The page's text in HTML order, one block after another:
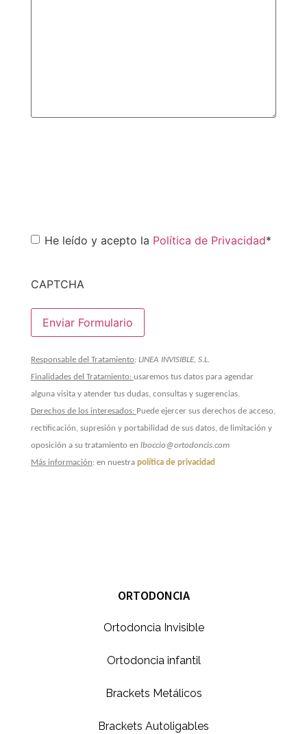
Consentimiento*
He leído y acepto la Política de Privacidad*
CAPTCHA
Responsable del Tratamiento: LINEA INVISIBLE, S.L.
Finalidades del Tratamiento: usaremos tus datos para agendar
alguna visita y atender tus dudas, consultas y sugerencias.
Derechos de los interesados: Puede ejercer sus derechos de acceso,
rectificación, supresión y portabilidad de sus datos, de limitación y
oposición a su tratamiento en lboccio@ortodoncis.com
Más información: en nuestra política de privacidad
ORTODONCIA
Ortodoncia Invisible
Ortodoncia infantil
Brackets Metálicos
Brackets Autoligables